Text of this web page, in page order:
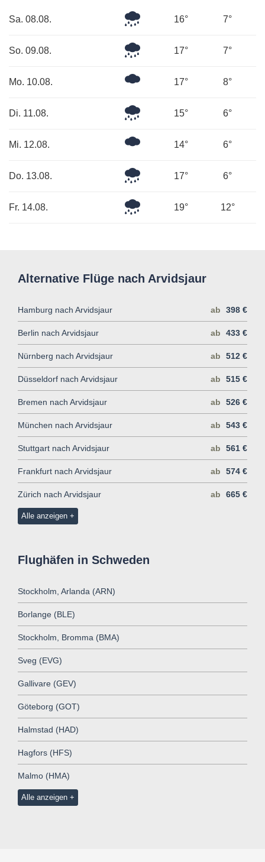
Sa. 08.08.
Mäßiger16° 7°
So. 09.08.
Mäßiger17° 7°
Mo. 10.08. 17° 8°
Di. 11.08. 15° 6°
Mi. 12.08. 14° 6°
Do. 13.08. 17° 6°
Fr. 14.08. 19° 12°
Alternative Flüge nach Arvidsjaur
Hamburg nach Arvidsjaur ab 398 €
Berlin nach Arvidsjaur ab 433 €
Nürnberg nach Arvidsjaur ab 512 €
Düsseldorf nach Arvidsjaur ab 515 €
Bremen nach Arvidsjaur ab 526 €
München nach Arvidsjaur ab 543 €
Stuttgart nach Arvidsjaur ab 561 €
Frankfurt nach Arvidsjaur ab 574 €
Zürich nach Arvidsjaur ab 665 €
Alle anzeigen
Flughäfen in Schweden
Stockholm, Arlanda (ARN)
Borlange (BLE)
Stockholm, Bromma (BMA)
Sveg (EVG)
Gallivare (GEV)
Göteborg (GOT)
Halmstad (HAD)
Hagfors (HFS)
Malmo (HMA)
Alle anzeigen